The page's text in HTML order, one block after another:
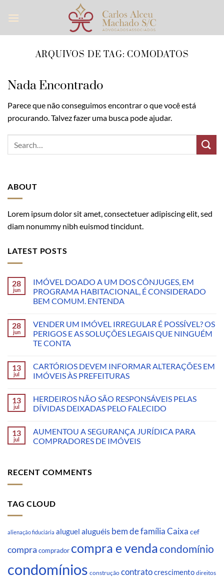
ARQUIVOS DE TAG:COMODATOS
Nada Encontrado
Parece que não conseguimos encontrar o que você está
procurando. Talvez fazer uma busca pode ajudar.
ABOUT
Lorem ipsum dolor sit amet, consectetuer adipiscing elit, sed
diam nonummy nibh euismod tincidunt.
LATEST POSTS
28
jun
IMÓVEL DOADO A UM DOS CÔNJUGES, EM
PROGRAMA HABITACIONAL, É CONSIDERADO
BEM COMUM. ENTENDA
28
jun
VENDER UM IMÓVEL IRREGULAR É POSSÍVEL? OS
PERIGOS E AS SOLUÇÕES LEGAIS QUE NINGUÉM
TE CONTA
13
jul
CARTÓRIOS DEVEM INFORMAR ALTERAÇÕES EM
IMÓVEIS ÀS PREFEITURAS
13
jul
HERDEIROS NÃO SÃO RESPONSÁVEIS PELAS
DÍVIDAS DEIXADAS PELO FALECIDO
13
jul
AUMENTOU A SEGURANÇA JURÍDICA PARA
COMPRADORES DE IMÓVEIS
RECENT COMMENTS
TAG CLOUD
alienação fiduciária aluguel aluguéis bem de família Caixa cef
compra comprador compra e vendacondomínio
condomínios construção contratocrescimento direitos